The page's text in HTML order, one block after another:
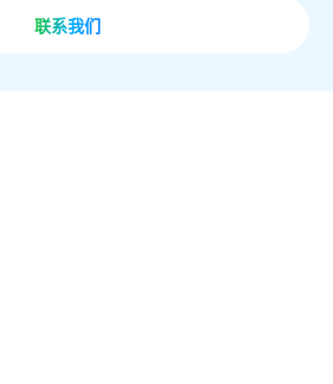
联系我们